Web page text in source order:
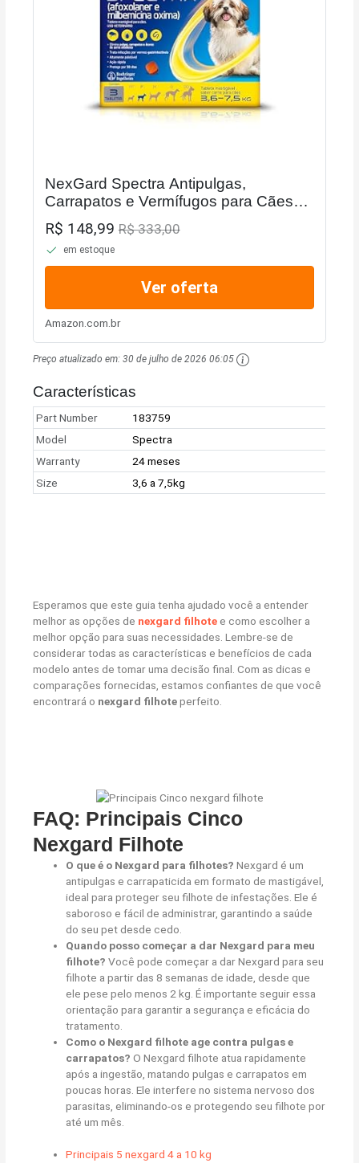
NexGard Spectra Antipulgas,
Carrapatos e Vermífugos para Cães
de 3,6 a 7,5kg - 3 tabletes
R$ 148,99R$ 333,00
em estoque
Ver oferta
Amazon.com.br
Preço atualizado em:30 de julho de 2026 06:05
Características
Part Number
183759
Model
Spectra
Warranty
24 meses
Size
3,6 a 7,5kg
Esperamos que este guia tenha ajudado você a entender
melhor as opções de nexgard filhotee como escolher a
melhor opção para suas necessidades. Lembre-se de
considerar todas as características e benefícios de cada
modelo antes de tomar uma decisão final. Com as dicas e
comparações fornecidas, estamos confiantes de que você
encontrará o nexgard filhoteperfeito.
FAQ: Principais Cinco
Nexgard Filhote
O que é o Nexgard para filhotes? Nexgard é um
antipulgas e carrapaticida em formato de mastigável,
ideal para proteger seu filhote de infestações. Ele é
saboroso e fácil de administrar, garantindo a saúde
do seu pet desde cedo.
Quando posso começar a dar Nexgard para meu
filhote? Você pode começar a dar Nexgard para seu
filhote a partir das 8 semanas de idade, desde que
ele pese pelo menos 2 kg. É importante seguir essa
orientação para garantir a segurança e eficácia do
tratamento.
Como o Nexgard filhote age contra pulgas e
carrapatos? O Nexgard filhote atua rapidamente
após a ingestão, matando pulgas e carrapatos em
poucas horas. Ele interfere no sistema nervoso dos
parasitas, eliminando-os e protegendo seu filhote por
até um mês.
Principais 5 nexgard 4 a 10 kg